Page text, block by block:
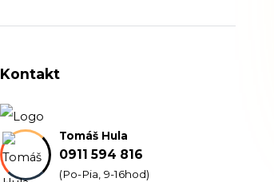
Kontakt
Tomáš Hula
0911 594 816
(Po-Pia, 9-16hod)